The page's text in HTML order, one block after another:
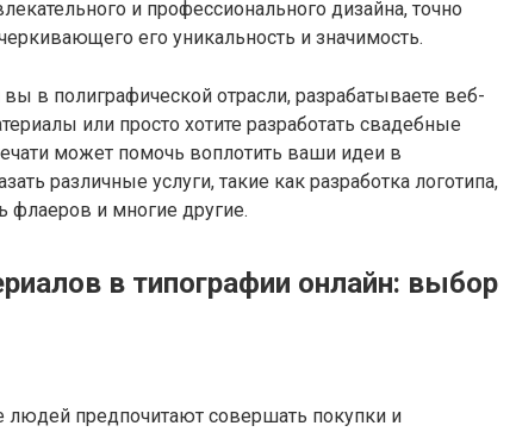
и профессионального дизайна, точно
его уникальность и значимость.
вы в полиграфической отрасли, разрабатываете веб-
или просто хотите разработать свадебные
может помочь воплотить ваши идеи в
различные услуги, такие как разработка логотипа,
флаеров и многие другие.
в типографии онлайн: выбор
предпочитают совершать покупки и